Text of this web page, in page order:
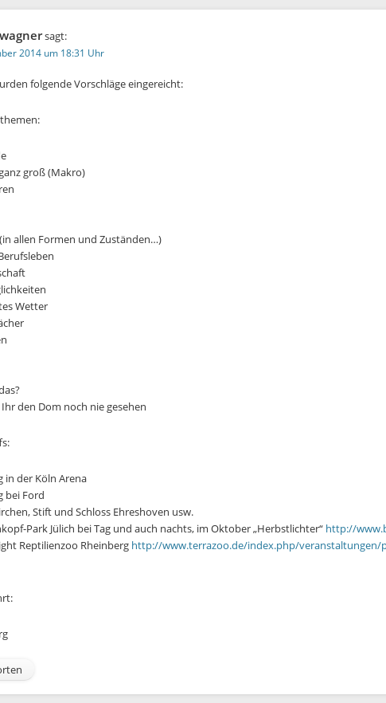
sagt:
2014 um 18:31 Uhr
folgende Vorschläge eingereicht:
groß (Makro)
allen Formen und Zuständen…)
Wetter
den Dom noch nie gesehen
in der Köln Arena
bei Ford
Stift und Schloss Ehreshoven usw.
Park Jülich bei Tag und auch nachts, im Oktober „Herbstlichter“ http://
Reptilienzoo Rheinberg http://www.terrazoo.de/index.php/